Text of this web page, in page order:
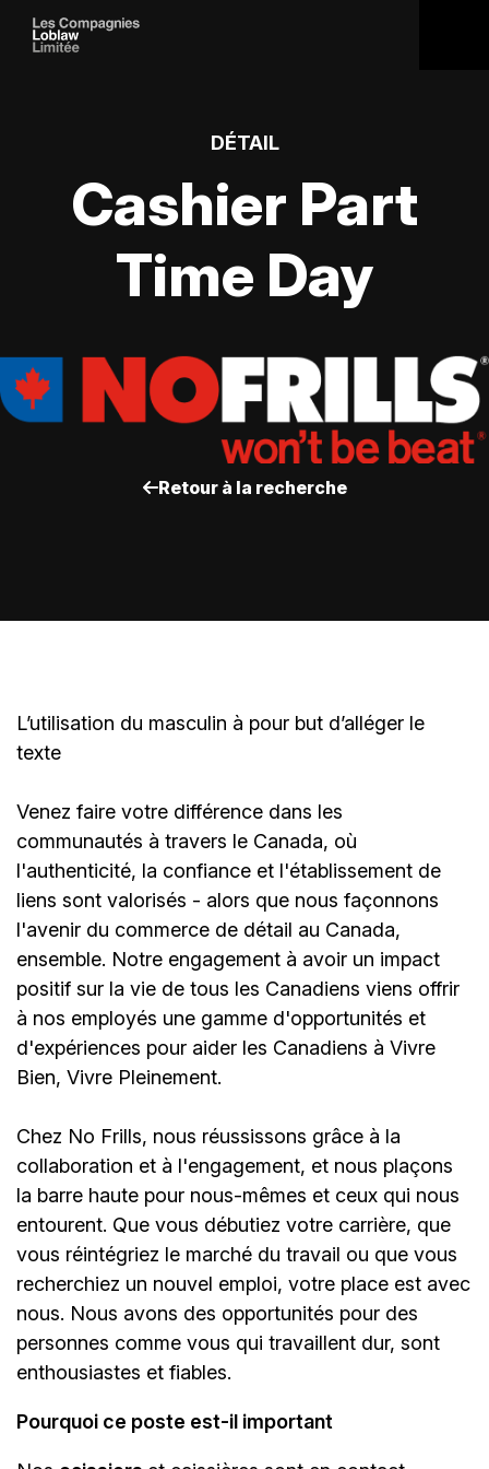
DÉTAIL
Cashier Part
Time Day
Retour à la recherche
L’utilisation du masculin à pour but d’alléger le
texte
Venez faire votre différence dans les
communautés à travers le Canada, où
l'authenticité, la confiance et l'établissement de
liens sont valorisés - alors que nous façonnons
l'avenir du commerce de détail au Canada,
ensemble. Notre engagement à avoir un impact
positif sur la vie de tous les Canadiens viens offrir
à nos employés une gamme d'opportunités et
d'expériences pour aider les Canadiens à Vivre
Bien, Vivre Pleinement.
Chez No Frills, nous réussissons grâce à la
collaboration et à l'engagement, et nous plaçons
la barre haute pour nous-mêmes et ceux qui nous
entourent. Que vous débutiez votre carrière, que
vous réintégriez le marché du travail ou que vous
recherchiez un nouvel emploi, votre place est avec
nous. Nous avons des opportunités pour des
personnes comme vous qui travaillent dur, sont
enthousiastes et fiables.
Pourquoi ce poste est-il important